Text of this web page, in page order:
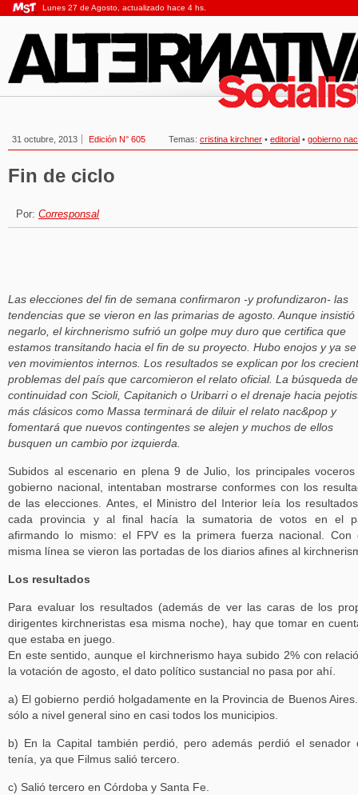
Lunes 27 de Agosto, actualizado hace 4 hs.
31 octubre, 2013 Edición N° 605 Temas: cristina kirchner • editorial • gobierno
Fin de ciclo
Por: Corresponsal
Las elecciones del fin de semana confirmaron -y profundizaron- las
tendencias que se vieron en las primarias de agosto. Aunque insistió
negarlo, el kirchnerismo sufrió un golpe muy duro que certifica que
estamos transitando hacia el fin de su proyecto. Hubo enojos y ya se
ven movimientos internos. Los resultados se explican por los
problemas del país que carcomieron el relato oficial. La búsqueda de
continuidad con Scioli, Capitanich o Uribarri o el drenaje hacia
más clásicos como Massa terminará de diluir el relato nac&pop y
fomentará que nuevos contingentes se alejen y muchos de ellos
busquen un cambio por izquierda.
Subidos al escenario en plena 9 de Julio, los principales
gobierno nacional, intentaban mostrarse conformes con los
de las elecciones. Antes, el Ministro del Interior leía los
cada provincia y al final hacía la sumatoria de votos en el
afirmando lo mismo: el FPV es la primera fuerza nacional. Con
misma línea se vieron las portadas de los diarios afines al
Los resultados
Para evaluar los resultados (además de ver las caras de los
dirigentes kirchneristas esa misma noche), hay que tomar en
que estaba en juego.
En este sentido, aunque el kirchnerismo haya subido 2% con
la votación de agosto, el dato político sustancial no pasa por ahí.
a) El gobierno perdió holgadamente en la Provincia de Buenos
sólo a nivel general sino en casi todos los municipios.
b) En la Capital también perdió, pero además perdió el senador
tenía, ya que Filmus salió tercero.
c) Salió tercero en Córdoba y Santa Fe.